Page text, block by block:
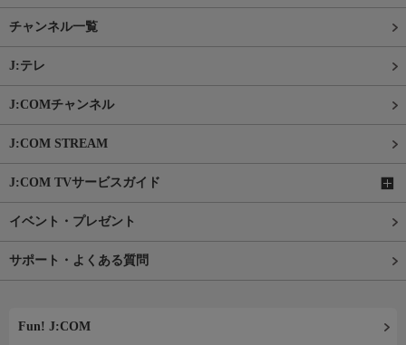
チャンネル一覧
J:テレ
J:COMチャンネル
J:COM STREAM
J:COM TVサービスガイド
イベント・プレゼント
サポート・よくある質問
Fun! J:COM